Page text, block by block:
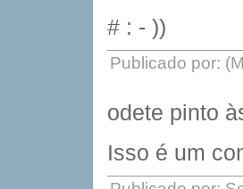
# : - ))
Publicado por:
odete pinto
Isso é um